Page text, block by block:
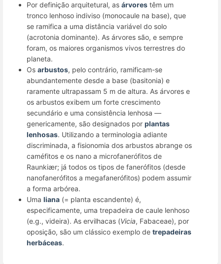
Por definição arquitetural, as árvores têm um
tronco lenhoso indiviso (monocaule na base), que
se ramifica a uma distância variável do solo
(acrotonia dominante). As árvores são, e sempre
foram, os maiores organismos vivos terrestres do
planeta.
Os arbustos, pelo contrário, ramificam-se
abundantemente desde a base (basitonia) e
raramente ultrapassam 5 m de altura. As árvores e
os arbustos exibem um forte crescimento
secundário e uma consistência lenhosa —
genericamente, são designados por plantas
lenhosas. Utilizando a terminologia adiante
discriminada, a fisionomia dos arbustos abrange os
caméfitos e os nano a microfanerófitos de
Raunkiær; já todos os tipos de fanerófitos (desde
nanofanerófitos a megafanerófitos) podem assumir
a forma arbórea.
Uma liana (= planta escandente) é,
especificamente, uma trepadeira de caule lenhoso
(e.g., videira). As ervilhacas (Vicia, Fabaceae), por
oposição, são um clássico exemplo de trepadeiras
herbáceas.